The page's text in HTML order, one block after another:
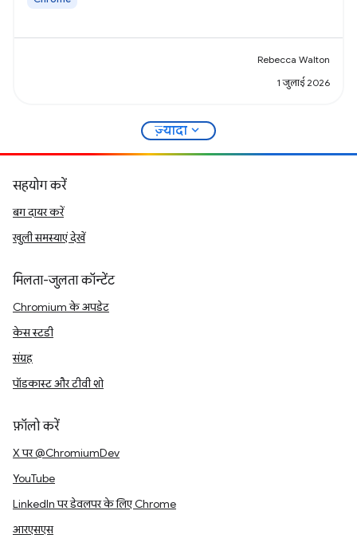
Rebecca Walton
1 जुलाई 2026
ज़्यादा expand_more
सहयोग करें
बग दायर करें
खुली समस्याएं देखें
मिलता-जुलता कॉन्टेंट
Chromium के अपडेट
केस स्टडी
संग्रह
पॉडकास्ट और टीवी शो
फ़ॉलो करें
X पर @ChromiumDev
YouTube
LinkedIn पर डेवलपर के लिए Chrome
आरएसएस